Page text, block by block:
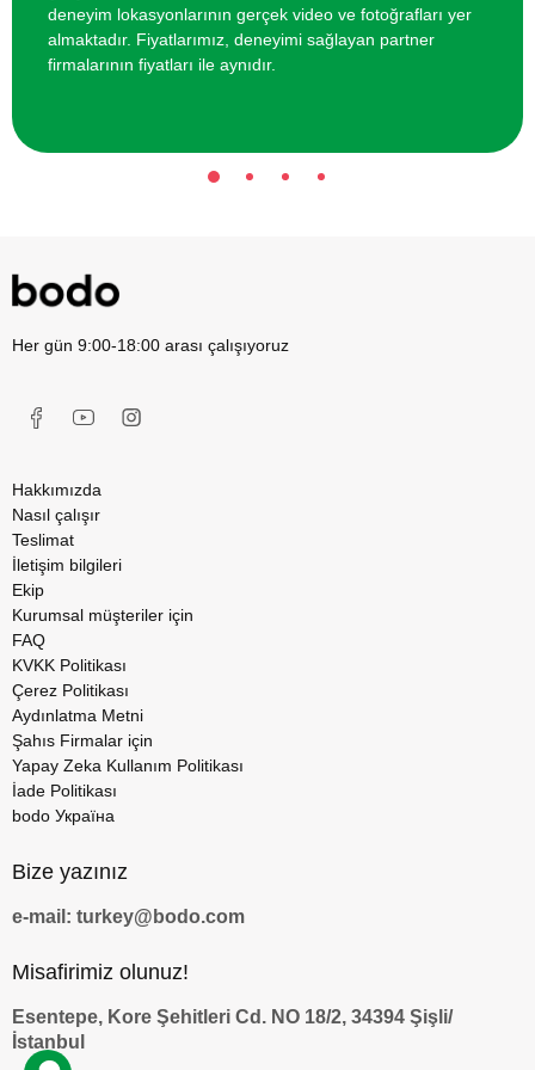
deneyim lokasyonlarının gerçek video ve fotoğrafları yer
almaktadır. Fiyatlarımız, deneyimi sağlayan partner
firmalarının fiyatları ile aynıdır.
Her gün 9:00-18:00 arası çalışıyoruz
Hakkımızda
Nasıl çalışır
Teslimat
İletişim bilgileri
Ekip
Kurumsal müşteriler için
FAQ
KVKK Politikası
Çerez Politikası
Aydınlatma Metni
Şahıs Firmalar için
Yapay Zeka Kullanım Politikası
İade Politikası
bodo Україна
Bize yazınız
e-mail: turkey@bodo.com
Misafirimiz olunuz!
Esentepe, Kore Şehitleri Cd. NO 18/2, 34394 Şişli/
İstanbul